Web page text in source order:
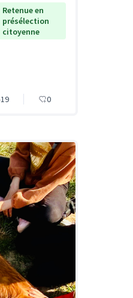
Retenue en
présélection
citoyenne
19 0